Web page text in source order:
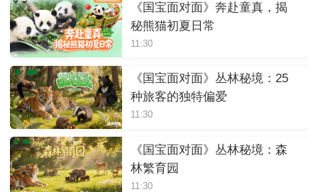
《国宝面对面》奔赴童真，揭
秘熊猫初夏日常
11:30
《国宝面对面》丛林秘境：25
种旅客的独特偏爱
11:30
《国宝面对面》丛林秘境：森
林繁育园
11:30